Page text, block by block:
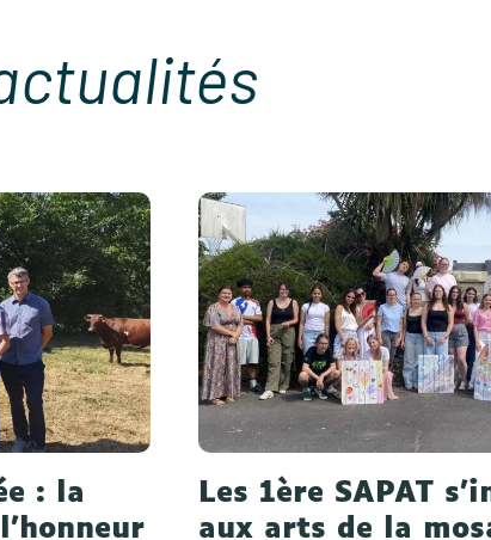
: la
Les 1ère SAPAT
aux arts de la